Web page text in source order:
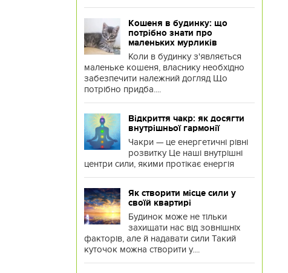
Кошеня в будинку: що
потрібно знати про
маленьких мурликів
Коли в будинку з'являється
маленьке кошеня, власнику необхідно
забезпечити належний догляд Що
потрібно придба....
Відкриття чакр: як досягти
внутрішньої гармонії
Чакри — це енергетичні рівні
розвитку Це наші внутрішні
центри сили, якими протікає енергія
Як створити місце сили у
своїй квартирі
Будинок може не тільки
захищати нас від зовнішніх
факторів, але й надавати сили Такий
куточок можна створити у....